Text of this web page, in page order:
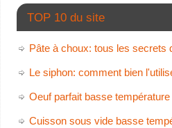
TOP 10 du site
Pâte à choux: tous les secrets
Le siphon: comment bien
Oeuf parfait basse
Cuisson sous vide basse